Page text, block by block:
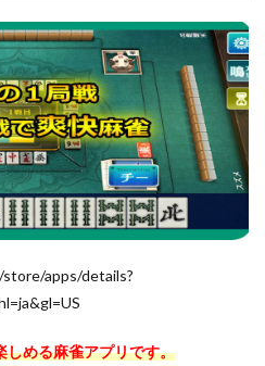
apps/details?
しめる麻雀アプリです。